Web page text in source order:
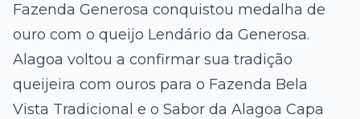
Fazenda Generosa conquistou medalha de
ouro com o queijo Lendário da Generosa.
Alagoa voltou a confirmar sua tradição
queijeira com ouros para o Fazenda Bela
Vista Tradicional e o Sabor da Alagoa Capa